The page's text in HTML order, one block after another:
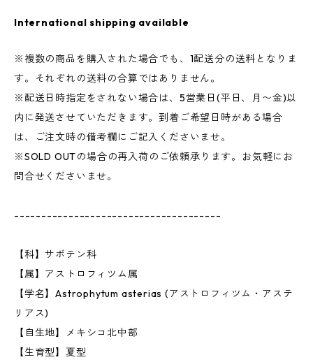
International shipping available
※複数の商品を購入された場合でも、1配送分の送料となりま
す。それぞれの送料の合算ではありません。
※配送日時指定をされない場合は、5営業日(平日、月〜金)以
内に発送させていただきます。到着ご希望日時がある場合
は、ご注文時の備考欄にご記入くださいませ。
※SOLD OUTの場合の再入荷のご依頼承ります。お気軽にお
問合せくださいませ。
--------------------------------------
【科】サボテン科
【属】アストロフィツム属
【学名】Astrophytum asterias (アストロフィツム・アステ
リアス)
【自生地】メキシコ北中部
【生育型】夏型